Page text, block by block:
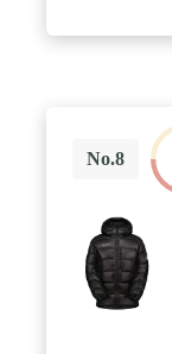
No.8